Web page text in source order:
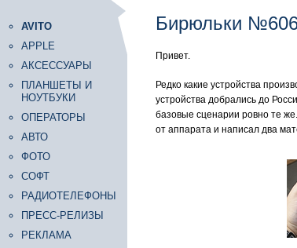
AVITO
APPLE
АКСЕССУАРЫ
ПЛАНШЕТЫ И
НОУТБУКИ
ОПЕРАТОРЫ
АВТО
ФОТО
СОФТ
РАДИОТЕЛЕФОНЫ
ПРЕСС-РЕЛИЗЫ
РЕКЛАМА
Бирюльки
Привет.
Редко какие устройства
устройства добрались до
базовые сценарии ровно те
от аппарата и написал два